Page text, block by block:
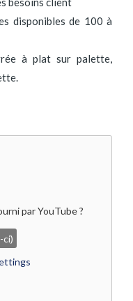
disponibles de 100 à
à plat sur palette,
parYouTube?
ci)